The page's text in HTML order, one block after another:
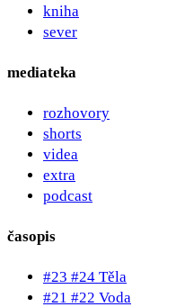
kniha
sever
mediateka
rozhovory
shorts
videa
extra
podcast
časopis
#23 #24 Těla
#21 #22 Voda